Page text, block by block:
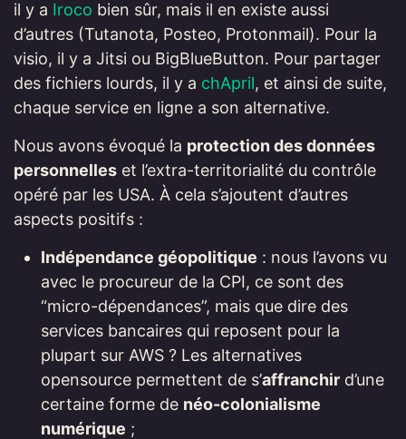
il y a Iroco bien sûr, mais il en existe aussi
d’autres (Tutanota, Posteo, Protonmail). Pour la
visio, il y a Jitsi ou BigBlueButton. Pour partager
des fichiers lourds, il y a chApril, et ainsi de suite,
chaque service en ligne a son alternative.
Nous avons évoqué la protection des données
personnelles et l’extra-territorialité du contrôle
opéré par les USA. À cela s’ajoutent d’autres
aspects positifs :
Indépendance géopolitique : nous l’avons vu
avec le procureur de la CPI, ce sont des
“micro-dépendances”, mais que dire des
services bancaires qui reposent pour la
plupart sur AWS ? Les alternatives
opensource permettent de s’affranchir d’une
certaine forme de néo-colonialisme
numérique ;